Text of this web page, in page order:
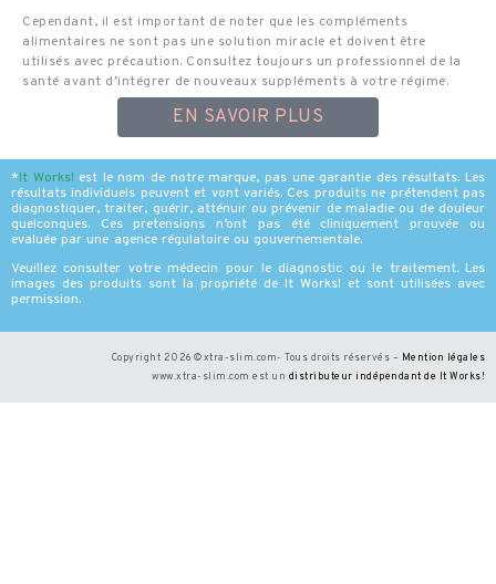
Cependant, il est important de noter que les compléments
alimentaires ne sont pas une solution miracle et doivent être
utilisés avec précaution. Consultez toujours un professionnel de la
santé avant d’intégrer de nouveaux suppléments à votre régime.
EN SAVOIR PLUS
*It Works! est le nom de notre marque, pas une garantie des résultats. Les
résultats individuels peuvent et vont variés. Ces produits ne prétendent pas
diagnostiquer, traiter, guérir, atténuir ou prévenir de maladie ou de douleur
quelconques. Ces pretensions n’ont pas été cliniquement prouvée ou
evaluée par une agence régulatoire ou gouvernementale.
Veuillez consulter votre médecin pour le diagnostic ou le traitement. Les
images des produits sont la propriété de It Works! et sont utilisées avec
permission.
Copyright 2026 ©xtra-slim.com- Tous droits réservés – Mention légales
www.xtra-slim.com est un distributeur indépendant de It Works!